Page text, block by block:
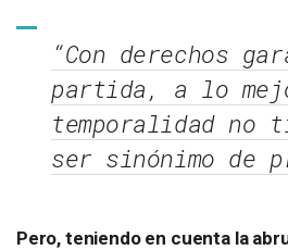
“Con derechos
partida, a lo
temporalidad no
ser sinónimo de
Pero, teniendo en cuenta la